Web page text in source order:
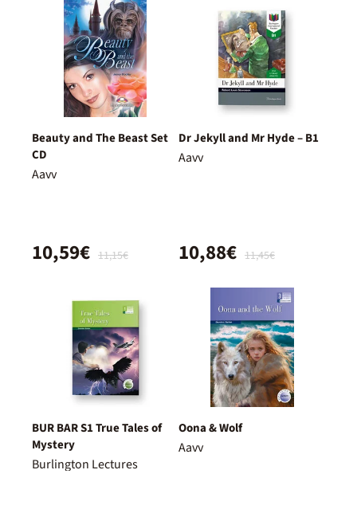
Beauty and The Beast Set
CD
Aavv
11,15€
10,59€
Dr Jekyll and Mr Hyde – B1
Aavv
11,45€
10,88€
BUR BAR S1 True Tales of
Mystery
Burlington Lectures
Oona & Wolf
Aavv